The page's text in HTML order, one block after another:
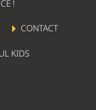
!
CONTACT
KIDS